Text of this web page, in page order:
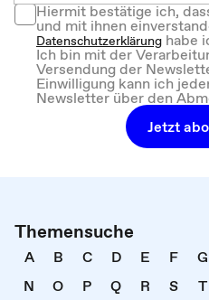
Hiermit bestätige ich,
und mit ihnen
Datenschutzerklärung habe
Ich bin mit der
Versendung der
Einwilligung kann ich
Newsletter über den
Jetzt
Themensuche
A B C D E F G
N
O P Q R S T